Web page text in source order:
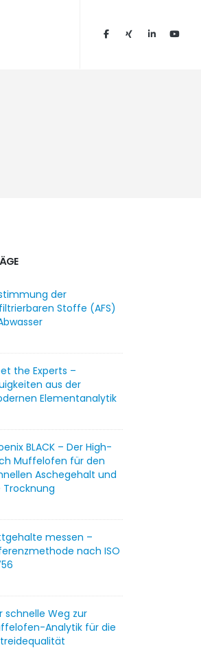
der
Stoffe (AFS)
the Experts –
aus der
Elementanalytik
BLACK – Der High-
Muffelofen für den
Aschegehalt und
Trocknung
messen –
nach ISO
schnelle Weg zur
Analytik für die